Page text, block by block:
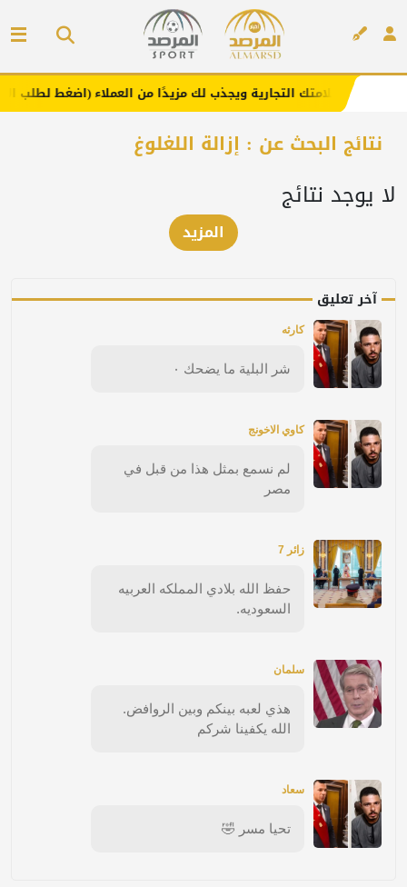
.. يعزز علامتك التجارية ويجذب لك مزيدًا من العملاء (اضغط لطلب
نتائج البحث عن : إزالة اللغلوغ
لا يوجد نتائج
المزيد
آخر تعليق
كارثه
شر البلية ما يضحك ٠
كاوي الاخونج
لم نسمع بمثل هذا من قبل في
مصر
زائر 7
حفظ الله بلادي المملكه العربيه
السعوديه.
سلمان
هذي لعبه بينكم وبين الروافض.
الله يكفينا شركم
سعاد
تحيا مسر 🤣